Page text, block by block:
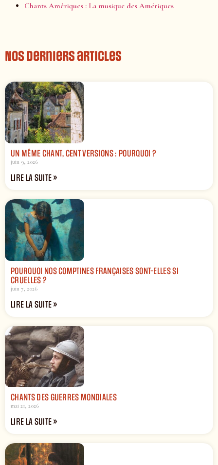
Chants Amériques : La musique des Amériques
Nos derniers articles
UN MÊME CHANT, CENT VERSIONS : POURQUOI ?
juin 9, 2026
LIRE LA SUITE »
POURQUOI NOS COMPTINES FRANÇAISES SONT-ELLES SI
CRUELLES ?
juin 7, 2026
LIRE LA SUITE »
CHANTS DES GUERRES MONDIALES
mai 21, 2026
LIRE LA SUITE »